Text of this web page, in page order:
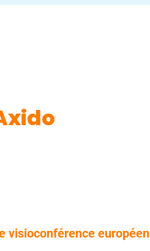
visioconférence européen